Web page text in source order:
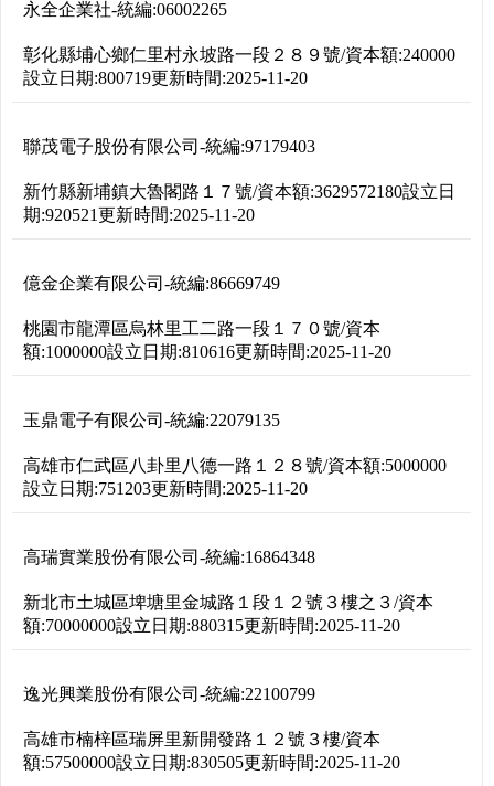
永全企業社-統編:06002265
彰化縣埔心鄉仁里村永坡路一段２８９號/資本額:240000
設立日期:800719更新時間:2025-11-20
聯茂電子股份有限公司 -統編:97179403
新竹縣新埔鎮大魯閣路１７號/資本額:3629572180設立日
期:920521更新時間:2025-11-20
億金企業有限公司 -統編:86669749
桃園市龍潭區烏林里工二路一段１７０號/資本
額:1000000設立日期:810616更新時間:2025-11-20
玉鼎電子有限公司 -統編:22079135
高雄市仁武區八卦里八德一路１２８號/資本額:5000000
設立日期:751203更新時間:2025-11-20
高瑞實業股份有限公司 -統編:16864348
新北市土城區埤塘里金城路１段１２號３樓之３/資本
額:70000000設立日期:880315更新時間:2025-11-20
逸光興業股份有限公司 -統編:22100799
高雄市楠梓區瑞屏里新開發路１２號３樓/資本
額:57500000設立日期:830505更新時間:2025-11-20